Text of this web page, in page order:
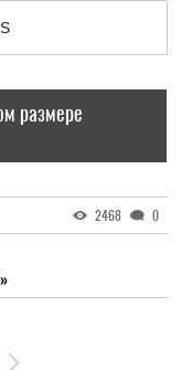
размере
2468 0